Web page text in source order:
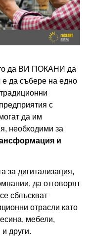
да ВИ ПОКАНИ да
е да събере на едно
с
да им
необходими за
и
за дигитализация,
да отговорят
сблъскват
отрасли като
мебели,
други.